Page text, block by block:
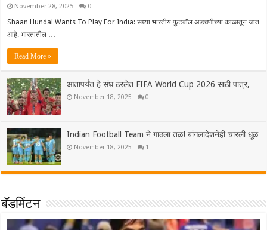
November 28, 2025 0
Shaan Hundal Wants To Play For India: सध्या भारतीय फुटबॉल अडचणीच्या काळातून जात
आहे. भारतातील …
Read More »
आतापर्यंत हे संघ ठरलेत FIFA World Cup 2026 साठी पात्र,
November 18, 2025 0
Indian Football Team ने गाठला तळ! बांगलादेशनेही चारली धूळ
November 18, 2025 1
बॅडमिंटन